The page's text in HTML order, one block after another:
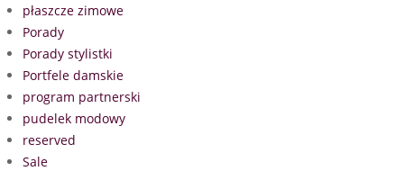
płaszcze zimowe
Porady
Porady stylistki
Portfele damskie
program partnerski
pudelek modowy
reserved
Sale